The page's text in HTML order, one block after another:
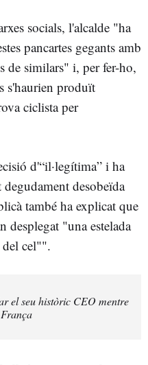
socials, l'alcalde "ha
pancartes gegants amb
de similars" i, per fer-ho,
s'haurien produït
ciclista per
d'“il·legítima” i ha
desobeïda
també ha explicat que
desplegat "una estelada
del cel"".
el seu històric CEO mentre